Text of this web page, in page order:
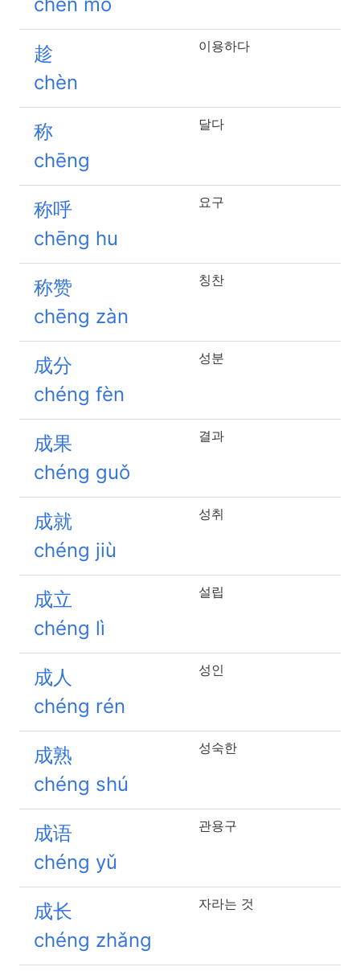
趁
chèn
이용하다
称
chēng
달다
称呼
chēng hu
요구
称赞
chēng zàn
칭찬
成分
chéng fèn
성분
成果
chéng guǒ
결과
成就
chéng jiù
성취
成立
chéng lì
설립
成人
chéng rén
성인
成熟
chéng shú
성숙한
成语
chéng yǔ
관용구
成长
chéng zhǎng
자라는 것